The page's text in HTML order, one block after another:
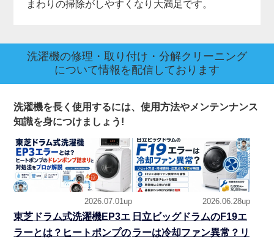
まわりの掃除がしやすくなり大満足です。
洗濯機の修理・取り付け・分解クリーニング
について情報を配信しております
洗濯機を長く使用するには、使用方法やメンテンナンス
知識を身につけましょう!
2026.07.01up
東芝ドラム式洗濯機EP3エ
ラーとは？ヒートポンプの
2026.06.28up
日立ビッグドラムのF19エ
ラーは冷却ファン異常？リ